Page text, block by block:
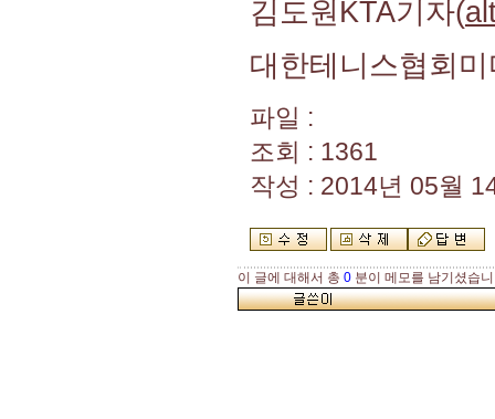
김도원KTA기자(
대한테니스협회
파일 :
조회 : 1361
작성 : 2014년 05월
이 글에 대해서 총 0 분이 메모를 남기셨습